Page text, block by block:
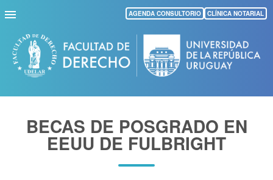
Pasar
al
contenido
principal
AGENDA CONSULTORIO CLÍNICA NOTARIAL
BECAS DE POSGRADO EN
EEUU DE FULBRIGHT